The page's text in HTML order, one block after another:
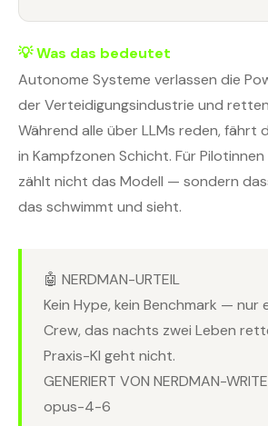
💡 Was das bedeutet
Autonome Systeme verlassen die
der Verteidigungsindustrie und
Während alle über LLMs reden, fährt
in Kampfzonen Schicht. Für
zählt nicht das Modell — sondern
das schwimmt und sieht.
🤖 NERDMAN-URTEIL
Kein Hype, kein Benchmark — nur
Crew, das nachts zwei Leben
Praxis-KI geht nicht.
GENERIERT VON NERDMAN-
opus-4-6